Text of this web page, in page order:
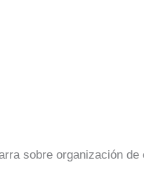
sobre organización de